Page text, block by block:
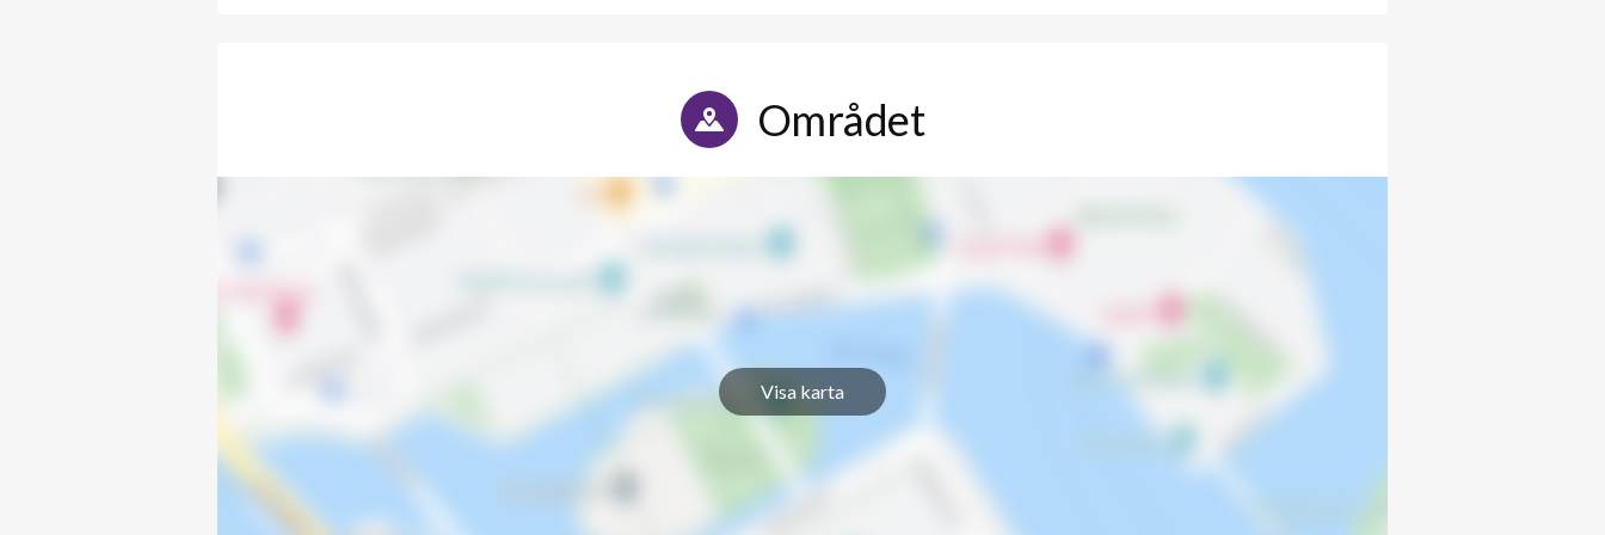
-
-
-
Kryddvägen 13D
Kryddvägen 13E
Området
Visa karta